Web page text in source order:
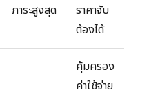
ภาระสูงสุด
ราคาจับ
ต้องได้
คุ้มครอง
ค่าใช้จ่าย